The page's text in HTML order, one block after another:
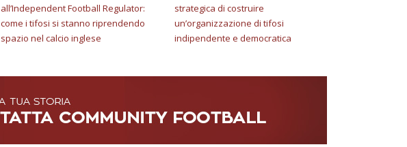
all’Independent Football Regulator:
come i tifosi si stanno riprendendo
spazio nel calcio inglese
strategica di costruire
un’organizzazione di tifosi
indipendente e democratica